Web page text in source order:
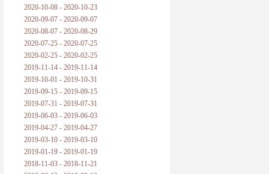
2020-10-08 - 2020-10-23
2020-09-07 - 2020-09-07
2020-08-07 - 2020-08-29
2020-07-25 - 2020-07-25
2020-02-25 - 2020-02-25
2019-11-14 - 2019-11-14
2019-10-01 - 2019-10-31
2019-09-15 - 2019-09-15
2019-07-31 - 2019-07-31
2019-06-03 - 2019-06-03
2019-04-27 - 2019-04-27
2019-03-10 - 2019-03-10
2019-01-19 - 2019-01-19
2018-11-03 - 2018-11-21